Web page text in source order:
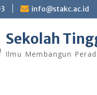
info@stakc.ac.id
Sekolah
Ilmu Membangun